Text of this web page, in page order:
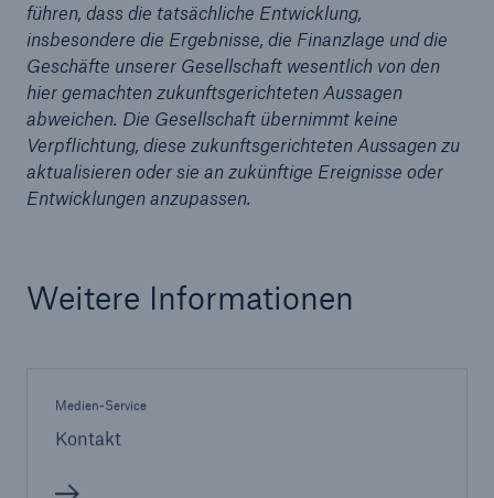
führen, dass die tatsächliche Entwicklung,
insbesondere die Ergebnisse, die Finanzlage und die
Geschäfte unserer Gesellschaft wesentlich von den
hier gemachten zukunftsgerichteten Aussagen
abweichen. Die Gesellschaft übernimmt keine
Verpflichtung, diese zukunftsgerichteten Aussagen zu
aktualisieren oder sie an zukünftige Ereignisse oder
Entwicklungen anzupassen.
Weitere Informationen
Medien-Service
Kontakt
Unternehmen
Media Relations
Medieninformationen und
Unternehmensnachrichten
Medieninformationen
Seite öffnen
Münchener Rück wird Tochtergesellschaft in